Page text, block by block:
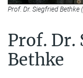
Prof. Dr. Siegfried Bethke
Prof. Dr.
Bethke